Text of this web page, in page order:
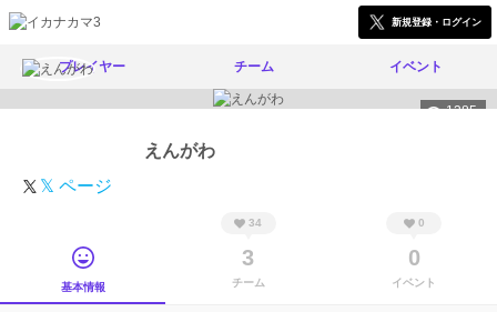
新規登録・ログイン
プレイヤー チーム イベント
1385
えんがわ
𝕏 ページ
基本情報
34
3
チーム
0
0
イベント